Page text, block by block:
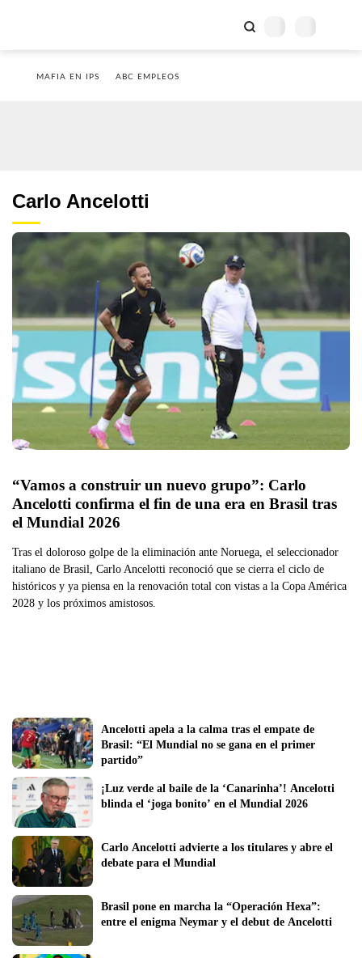
MAFIA EN IPS ABC EMPLEOS
Carlo Ancelotti
“Vamos a construir un nuevo grupo”: Carlo
Ancelotti confirma el fin de una era en Brasil tras
el Mundial 2026
Tras el doloroso golpe de la eliminación ante Noruega, el seleccionador
italiano de Brasil, Carlo Ancelotti reconoció que se cierra el ciclo de
históricos y ya piensa en la renovación total con vistas a la Copa América
2028 y los próximos amistosos.
Ancelotti apela a la calma tras el empate de
Brasil: “El Mundial no se gana en el primer
¡Luz verde al baile de la ‘Canarinha’! Ancelotti
blinda el ‘joga bonito’ en el Mundial 2026
Carlo Ancelotti advierte a los titulares y abre el
debate para el Mundial
Brasil pone en marcha la “Operación Hexa”:
entre el enigma Neymar y el debut de Ancelotti